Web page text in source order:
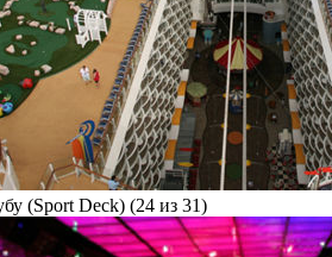
(Sport Deck) (24 из 31)